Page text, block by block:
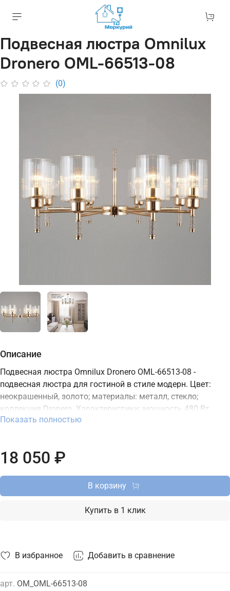
Подвесная люстра Omnilux
Dronero OML-66513-08
(0)
В избранное Добавить в сравнение
арт. OM_OML-66513-08
Описание
Подвесная люстра Omnilux Dronero OML-66513-08 -
подвесная люстра для гостиной в стиле модерн. Цвет:
неокрашенный, золото; материалы: металл, стекло;
коллекция Dronero. Характеристики: мощность 480 Вт,
цоколь E27, степень защиты IP20. Подходит для монтажа
Санкт-Петербургу и России и актуальной ценой на сайте.
Показать полностью
18 050 ₽
В корзину
Купить в 1 клик